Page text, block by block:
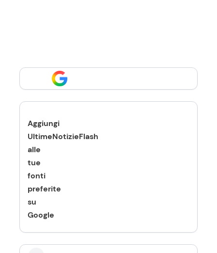
Aggiungi
UltimeNotizieFlash
alle
tue
fonti
preferite
su
Google